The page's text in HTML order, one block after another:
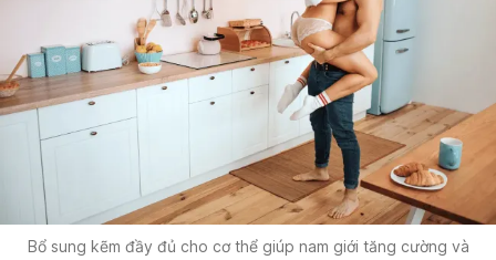
Bổ sung kẽm đầy đủ cho cơ thể giúp nam giới tăng cường và